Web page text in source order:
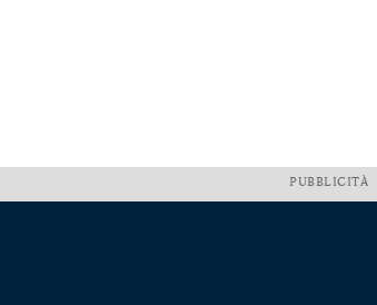
PUBBLICITÀ